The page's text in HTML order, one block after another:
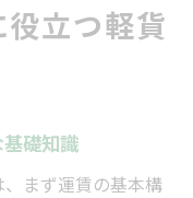
立つ軽貨
礎知識
まず運賃の基本構